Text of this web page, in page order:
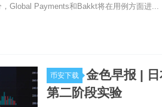
Global Payments和Bakkt将在用例方面进...
币安下载
金色早报 |
第二阶段实验